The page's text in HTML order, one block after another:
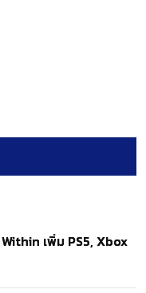
เพิ่ม PS5, Xbox